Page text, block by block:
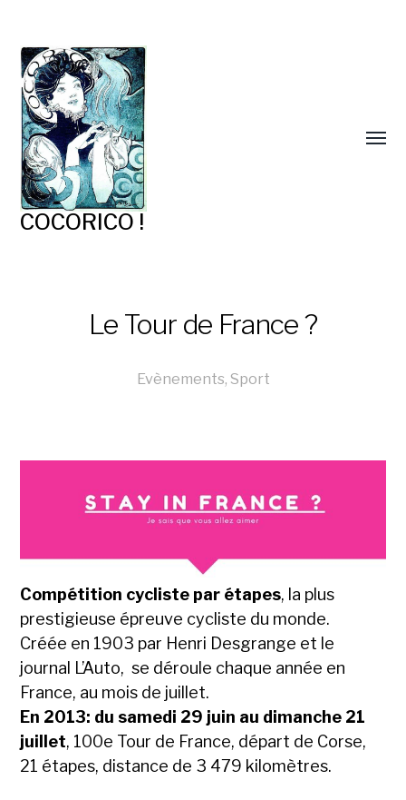
COCORICO !
Le Tour de France ?
Evènements, Sport
Compétition cycliste par étapes, la plus
prestigieuse épreuve cycliste du monde.
Créée en 1903 par Henri Desgrange et le
journal L’Auto, se déroule chaque année en
France, au mois de juillet.
En 2013: du samedi 29 juin au dimanche 21
juillet, 100e Tour de France, départ de Corse,
21 étapes, distance de 3 479 kilomètres.